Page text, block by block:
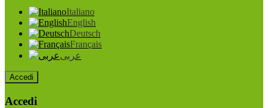
Italiano
English
Deutsch
Français
عربى
Accedi
Accedi